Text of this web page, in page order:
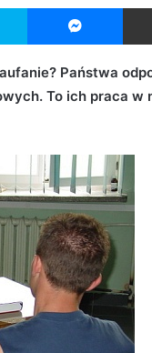
Skype Messenger
Państwa
To ich praca w